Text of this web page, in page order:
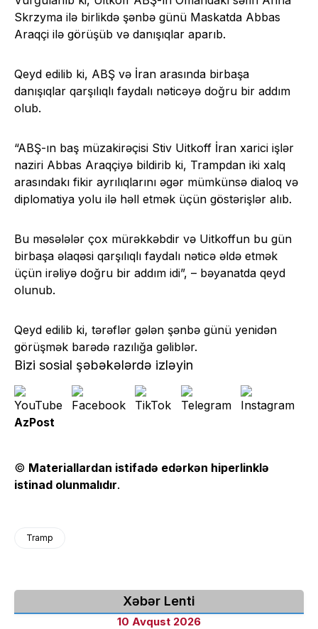
Skrzyma ilə birlikdə şənbə günü Maskatda Abbas
Araqçi ilə görüşüb və danışıqlar aparıb.
Qeyd edilib ki, ABŞ və İran arasında birbaşa
danışıqlar qarşılıqlı faydalı nəticəyə doğru bir addım
olub.
“ABŞ-ın baş müzakirəçisi Stiv Uitkoff İran xarici işlər
naziri Abbas Araqçiyə bildirib ki, Trampdan iki xalq
arasındakı fikir ayrılıqlarını əgər mümkünsə dialoq və
diplomatiya yolu ilə həll etmək üçün göstərişlər alıb.
Bu məsələlər çox mürəkkəbdir və Uitkoffun bu gün
birbaşa əlaqəsi qarşılıqlı faydalı nəticə əldə etmək
üçün irəliyə doğru bir addım idi”, – bəyanatda qeyd
olunub.
Qeyd edilib ki, tərəflər gələn şənbə günü yenidən
görüşmək barədə razılığa gəliblər.
Bizi sosial şəbəkələrdə izləyin
AzPost
© Materiallardan istifadə edərkən hiperlinklə
istinad olunmalıdır.
Tramp
Xəbər Lenti
10 Avqust 2026